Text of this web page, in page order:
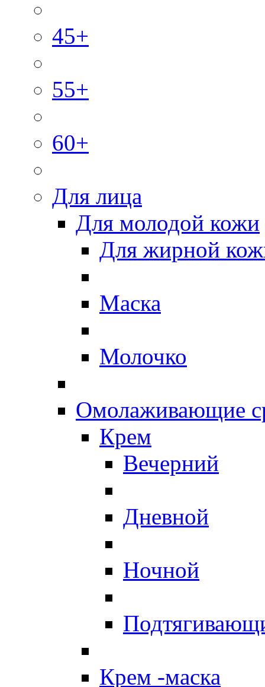
45+
55+
60+
Для лица
Для молодой кожи
Для жирной
Маска
Молочко
Омолаживающие
Крем
Вечерний
Дневной
Ночной
Крем -маска